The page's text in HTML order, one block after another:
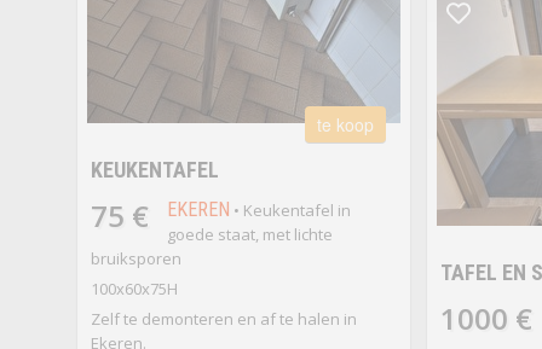
te koop
KEUKENTAFEL
75 € EKEREN • Keukentafel in
goede staat, met lichte
bruiksporen
100x60x75H
Zelf te demonteren en af te halen in
Ekeren.
TAFEL EN
1000 €